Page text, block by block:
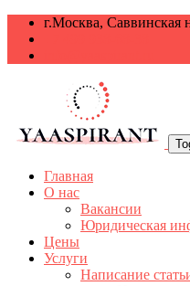
г.Москва, Саввинская
Главная
О нас
Вакансии
Юридическая
Цены
Услуги
Написание